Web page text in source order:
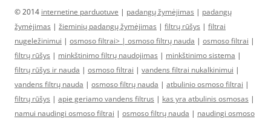
© 2014 internetine parduotuve | padangų žymėjimas | padangų
žymėjimas | žieminių padangų žymėjimas | filtrų rūšys | filtrai
nugeležinimui | osmoso filtrai> | osmoso filtrų nauda | osmoso filtrai |
filtrų rūšys | minkštinimo filtrų naudojimas | minkštinimo sistema |
filtrų rūšys ir nauda | osmoso filtrai | vandens filtrai nukalkinimui |
vandens filtrų nauda | osmoso filtrų nauda | atbulinio osmoso filtrai |
filtrų rūšys | apie geriamo vandens filtrus | kas yra atbulinis osmosas |
namui naudingi osmoso filtrai | osmoso filtrų nauda | naudingi osmoso